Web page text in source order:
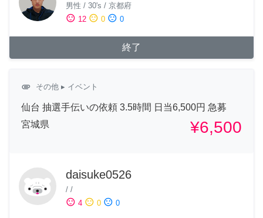
男性 / 30's / 京都府
sentiment_satisfied 12 sentiment_neutral 0 sentiment_dissatisfied 0
終了
attachment その他 ▸ イベント
仙台 抽選手伝いの依頼 3.5時間 日当6,500円 急募
宮城県
¥6,500
daisuke0526
/ /
sentiment_satisfied 4 sentiment_neutral 0 sentiment_dissatisfied 0